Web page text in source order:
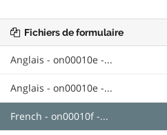
Fichiers de formulaire
Anglais - on00010e -...
Anglais - on00010e -...
French - on00010f -...